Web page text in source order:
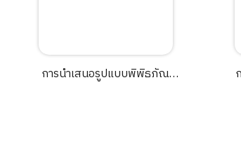
การนำเสนอรูปแบบพิพิธภัณฑ์